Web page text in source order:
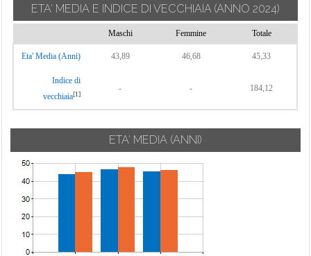
ETA' MEDIA E INDICE DI VECCHIAIA (ANNO 2024)
Maschi Femmine Totale
Eta' Media (Anni) 43,89 46,68 45,33
Indice di
vecchiaia[1]
- - 184,12
ETA' MEDIA (ANNI)